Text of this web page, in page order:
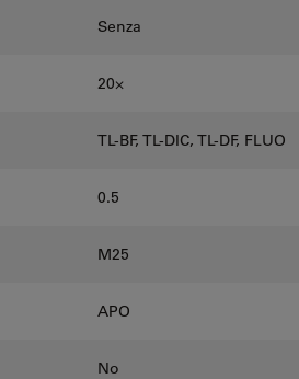
Senza
20⨉
TL-BF, TL-DIC, TL-DF, FLUO
0.5
M25
APO
No